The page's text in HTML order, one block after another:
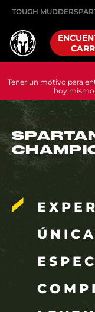
TOUGH MUDDER
Tener un motivo para
hoy mismo.